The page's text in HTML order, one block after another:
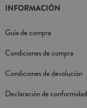
INFORMACIÓN
Guía de compra
Condiciones de compra
Condiciones de devolución
Declaración de conformidad